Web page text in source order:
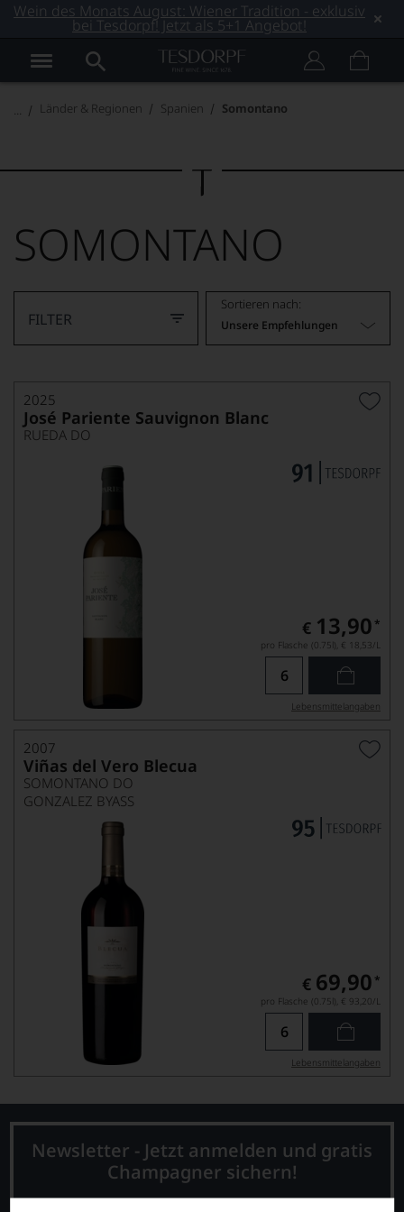
Wein des Monats August: Wiener Tradition - exklusiv
bei Tesdorpf! Jetzt als 5+1 Angebot!
Länder & Regionen Spanien Somontano
SOMONTANO
FILTER
Sortieren nach:
Unsere Empfehlungen
2025
José Pariente Sauvignon Blanc
RUEDA DO
€ 13,90 *
pro Flasche (0.75l), € 18,53/L
Lebensmittel­angaben
2007
Viñas del Vero Blecua
SOMONTANO DO
GONZALEZ BYASS
€ 69,90 *
pro Flasche (0.75l), € 93,20/L
Lebensmittel­angaben
Newsletter - Jetzt anmelden und gratis
Champagner sichern!